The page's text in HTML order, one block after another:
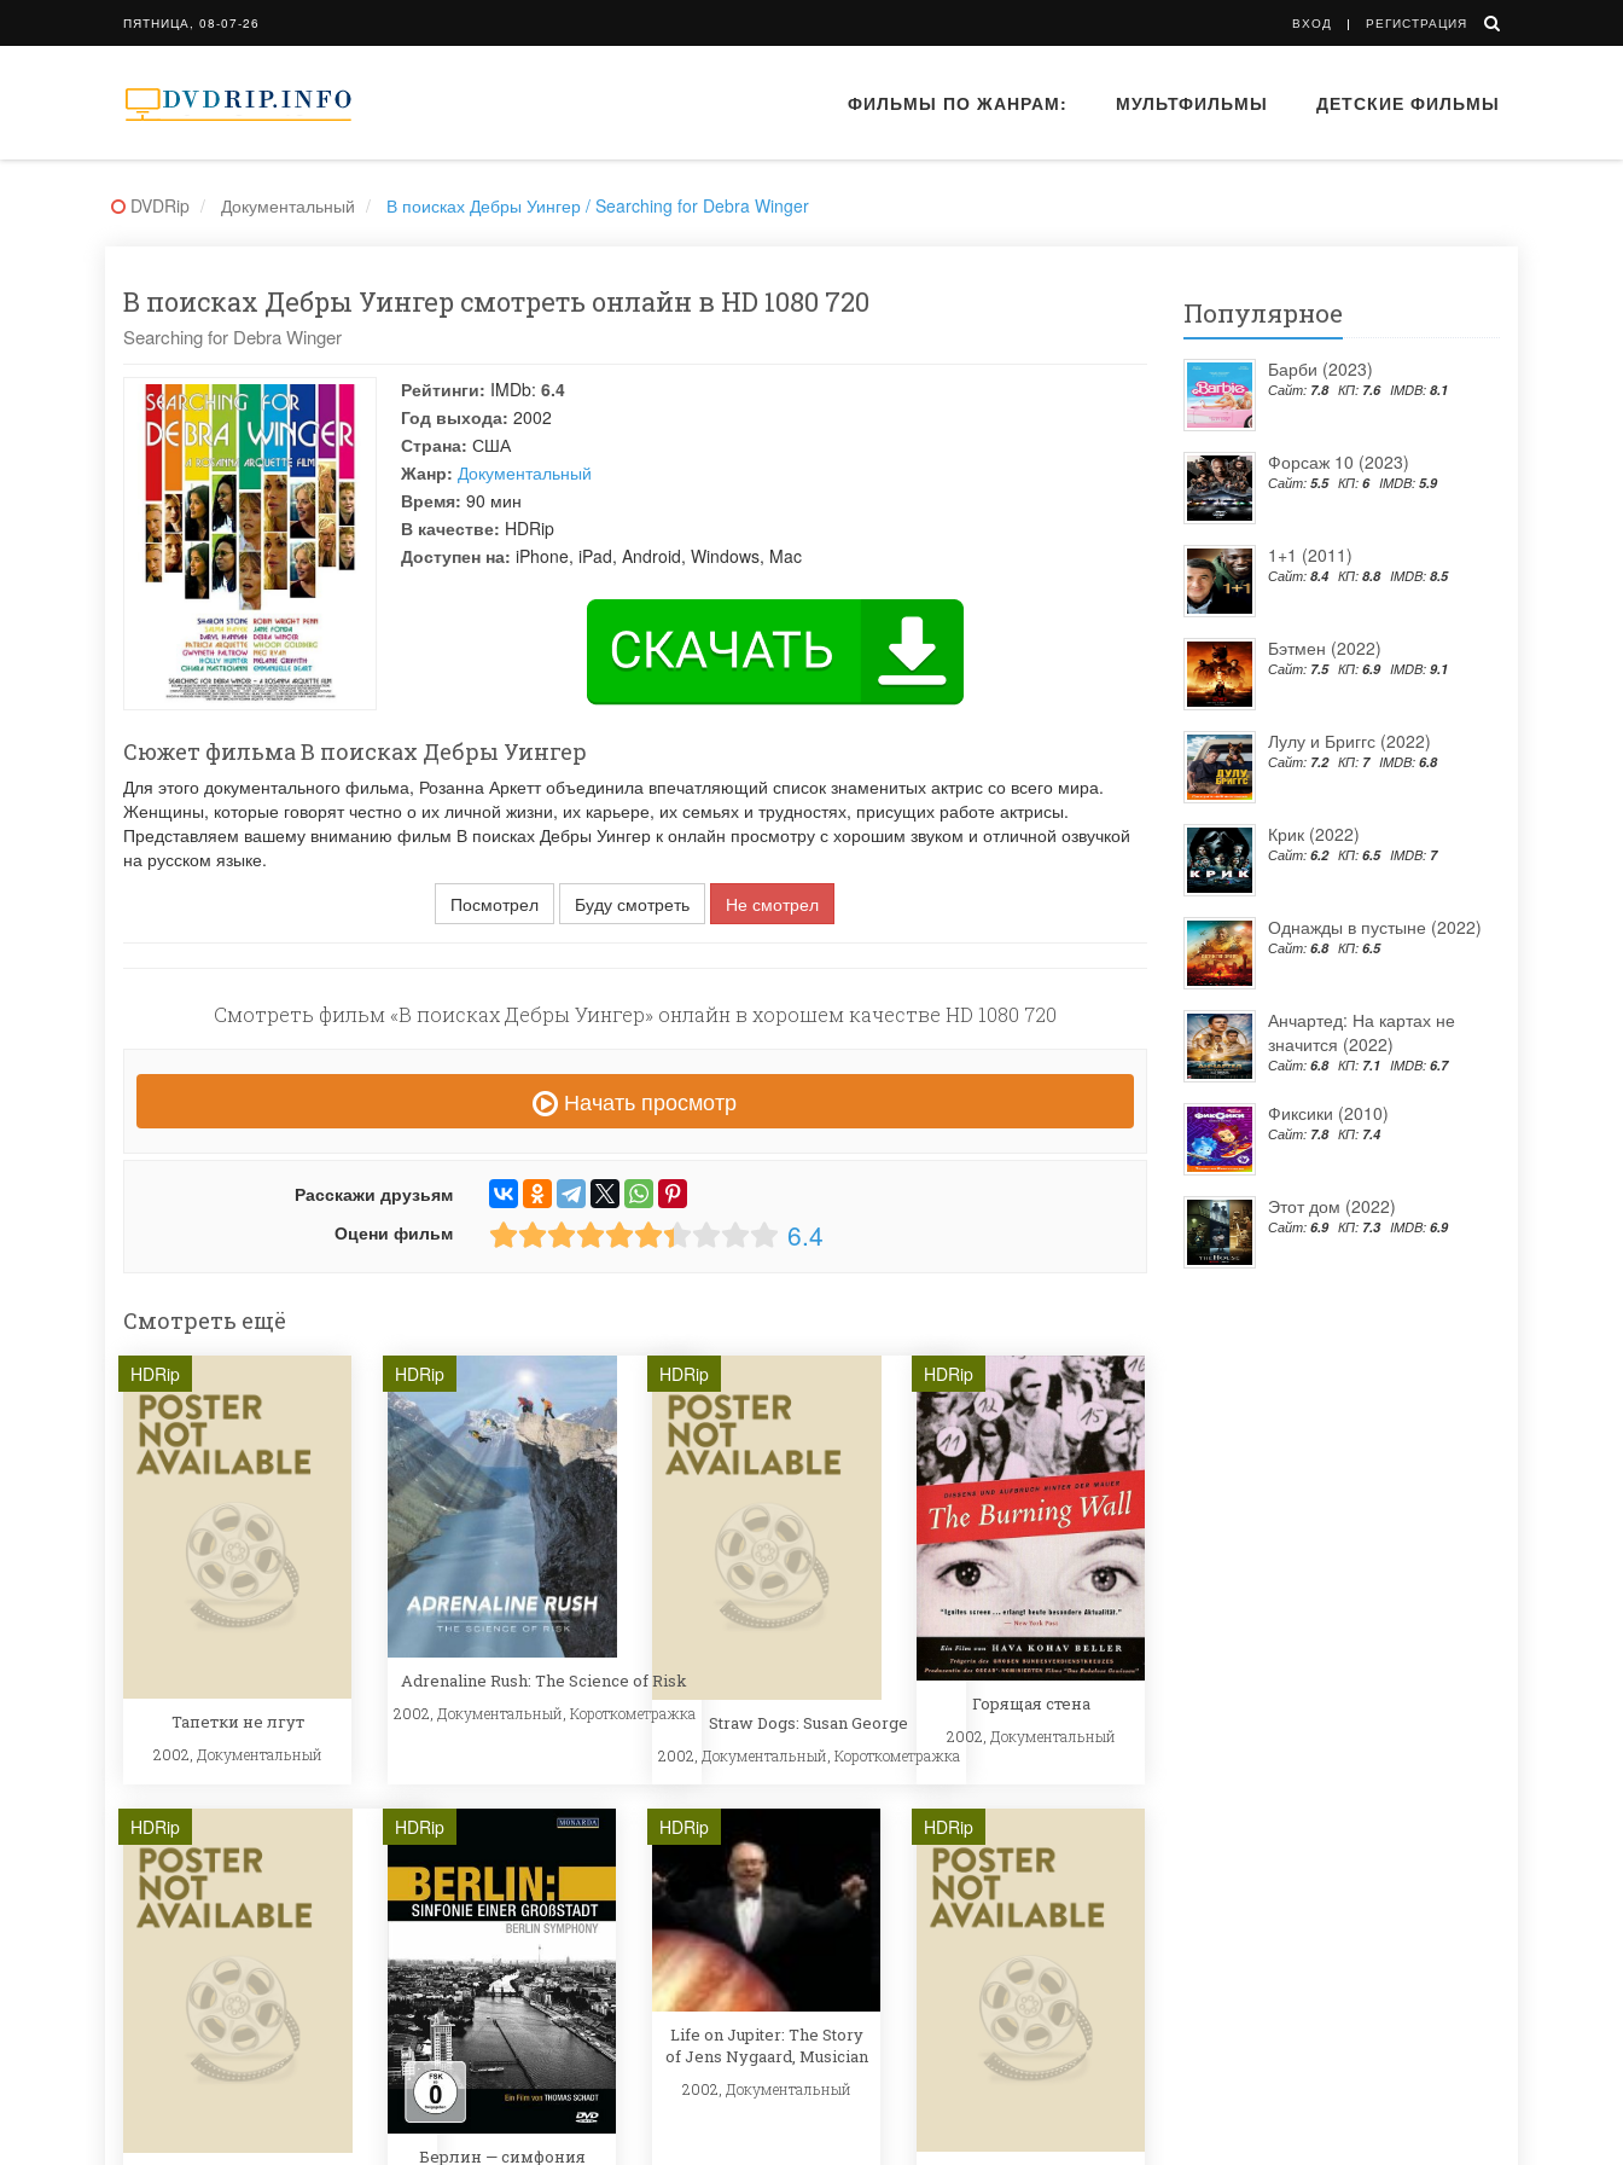
ПЯТНИЦА, 08-07-26 ВХОД РЕГИСТРАЦИЯ
ФИЛЬМЫ ПО ЖАНРАМ: МУЛЬТФИЛЬМЫ ДЕТСКИЕ ФИЛЬМЫ
DVDRip Документальный В поисках Дебры Уингер / Searching for Debra Winger
В поисках Дебры Уингер смотреть онлайн в HD 1080 720
Searching for Debra Winger
Рейтинги: IMDb: 6.4
Год выхода: 2002
Страна: США
Жанр: Документальный
Время: 90 мин
В качестве: HDRip
Доступен на: iPhone, iPad, Android, Windows, Mac
Сюжет фильма В поисках Дебры Уингер
Для этого документального фильма, Розанна Аркетт объединила впечатляющий список знаменитых актрис со всего мира.
Женщины, которые говорят честно о их личной жизни, их карьере, их семьях и трудностях, присущих работе актрисы.
Представляем вашему вниманию фильм В поисках Дебры Уингер к онлайн просмотру с хорошим звуком и отличной озвучкой
на русском языке.
Посмотрел
Буду смотреть Не смотрел
Смотреть фильм «В поисках Дебры Уингер» онлайн в хорошем качестве HD 1080 720
Начать просмотр
Расскажи друзьям
Оцени фильм
6.4
Смотреть ещё
HDRip
Тапетки не лгут
2002, Документальный
HDRip
Adrenaline Rush: The Science of Risk
2002, Документальный Короткометражка
HDRip
Straw Dogs: Susan George
2002, Документальный Короткометражка
HDRip
Горящая стена
2002, Документальный
HDRip HDRip
Берлин — симфония
HDRip
Life on Jupiter: The Story
of Jens Nygaard, Musician
2002, Документальный
HDRip
Популярное
Барби (2023)
Сайт: 7.8 КП: 7.6 IMDB: 8.1
Форсаж 10 (2023)
Сайт: 5.5 КП: 6 IMDB: 5.9
1+1 (2011)
Сайт: 8.4 КП: 8.8 IMDB: 8.5
Бэтмен (2022)
Сайт: 7.5 КП: 6.9 IMDB: 9.1
Лулу и Бриггс (2022)
Сайт: 7.2 КП: 7 IMDB: 6.8
Крик (2022)
Сайт: 6.2 КП: 6.5 IMDB: 7
Однажды в пустыне (2022)
Сайт: 6.8 КП: 6.5
Анчартед: На картах не
значится (2022)
Сайт: 6.8 КП: 7.1 IMDB: 6.7
Фиксики (2010)
Сайт: 7.8 КП: 7.4
Этот дом (2022)
Сайт: 6.9 КП: 7.3 IMDB: 6.9